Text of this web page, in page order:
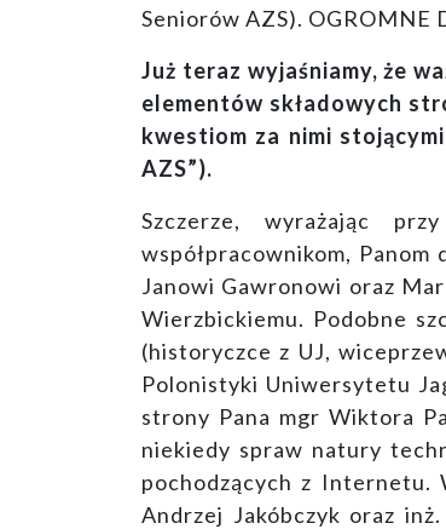
Seniorów AZS). OGROMNE
Już teraz wyjaśniamy, że
elementów składowych
kwestiom za nimi
AZS”).
Szczerze, wyrażając
współpracownikom, Panom
Janowi Gawronowi oraz
Wierzbickiemu. Podobne
(historyczce z UJ,
Polonistyki Uniwersytetu
strony Pana mgr Wiktora
niekiedy spraw natury
pochodzących z Internetu.
Andrzej Jakóbczyk oraz